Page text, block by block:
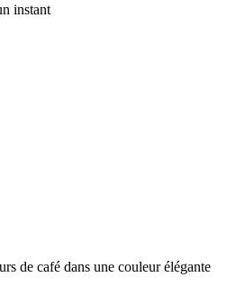
instant
de café dans une couleur élégante